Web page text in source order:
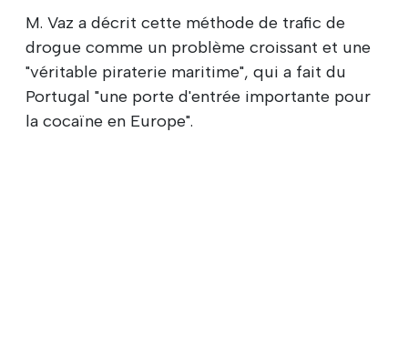
M. Vaz a décrit cette méthode de trafic de
drogue comme un problème croissant et une
"véritable piraterie maritime", qui a fait du
Portugal "une porte d'entrée importante pour
la cocaïne en Europe".